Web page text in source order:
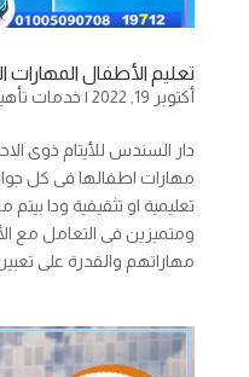
تعليم الأطفال المهارات
أكتوبر 19, 2022 | خدمات
دار السندس للأيتام ذوى
مهارات اطفالها فى كل
تعليمية او تثقيفية ودا
ومتميزين فى التعامل مع
مهاراتهم والقدرة على